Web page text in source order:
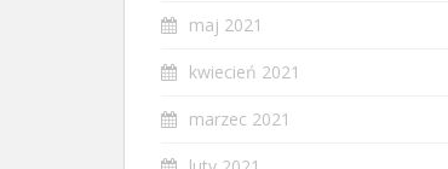
maj 2021
kwiecień 2021
marzec 2021